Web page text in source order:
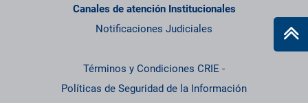
Canales de atención Institucionales
Notificaciones Judiciales
Términos y Condiciones CRIE -
Políticas de Seguridad de la Información